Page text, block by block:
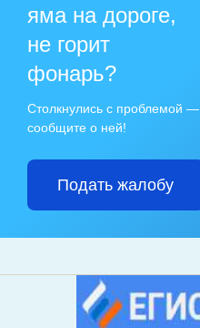
яма на дороге,
не горит
фонарь?
Столкнулись с проблемой —
сообщите о ней!
Подать жалобу